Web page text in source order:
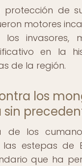
de
motores
invasores,
en la
de la región.
los
sin
de los
estepas de
que ha